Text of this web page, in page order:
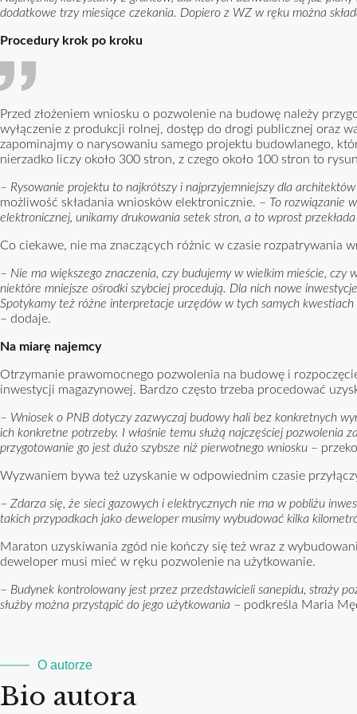
dodatkowe trzy miesiące czekania. Dopiero z WZ w ręku można
Procedury krok po kroku
Przed złożeniem wniosku o pozwolenie na budowę należy
wyłączenie z produkcji rolnej, dostęp do drogi publicznej oraz
zapominajmy o narysowaniu samego projektu budowlanego,
nierzadko liczy około 300 stron, z czego około 100 stron to
– Rysowanie projektu to najkrótszy i najprzyjemniejszy dla
możliwość składania wniosków elektronicznie. – To rozwiązanie
elektronicznej, unikamy drukowania setek stron, a to wprost
Co ciekawe, nie ma znaczących różnic w czasie rozpatrywania
– Nie ma większego znaczenia, czy budujemy w wielkim mieście, czy
niektóre mniejsze ośrodki szybciej procedują. Dla nich nowe
Spotykamy też różne interpretacje urzędów w tych samych
– dodaje.
Na miarę najemcy
Otrzymanie prawomocnego pozwolenia na budowę i
inwestycji magazynowej. Bardzo często trzeba procedować
– Wniosek o PNB dotyczy zazwyczaj budowy hali bez konkretnych
ich konkretne potrzeby. I właśnie temu służą najczęściej pozwolenia
przygotowanie go jest dużo szybsze niż pierwotnego wniosku –
Wyzwaniem bywa też uzyskanie w odpowiednim czasie
– Zdarza się, że sieci gazowych i elektrycznych nie ma w pobliżu
takich przypadkach jako deweloper musimy wybudować kilka
Maraton uzyskiwania zgód nie kończy się też wraz z
deweloper musi mieć w ręku pozwolenie na użytkowanie.
– Budynek kontrolowany jest przez przedstawicieli sanepidu, straży
służby można przystąpić do jego użytkowania – podkreśla Maria
O autorze
Bio autora